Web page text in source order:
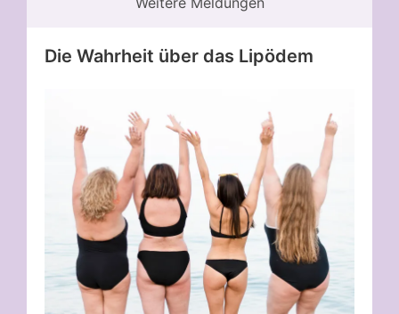
Die Wahrheit über das Lipödem